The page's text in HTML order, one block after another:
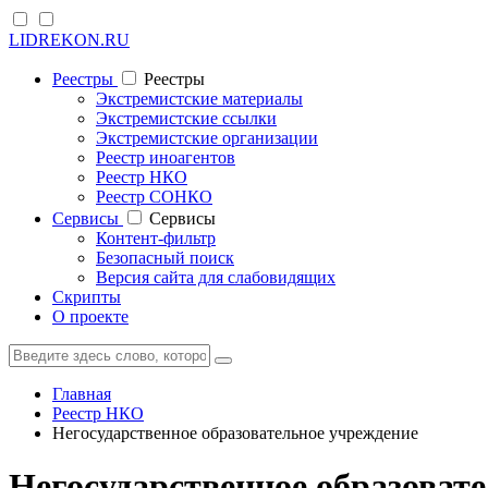
LIDREKON.RU
Реестры
Реестры
Экстремистские материалы
Экстремистские ссылки
Экстремистские организации
Реестр иноагентов
Реестр НКО
Реестр СОНКО
Cервисы
Cервисы
Контент-фильтр
Безопасный поиск
Версия сайта для слабовидящих
Скрипты
О проекте
Главная
Реестр НКО
Негосударственное образовательное учреждение